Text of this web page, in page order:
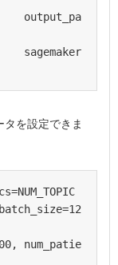
を設定できま